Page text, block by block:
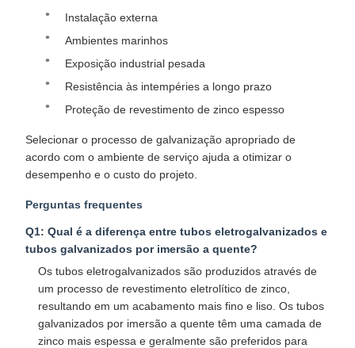
Instalação externa
Ambientes marinhos
Exposição industrial pesada
Resistência às intempéries a longo prazo
Proteção de revestimento de zinco espesso
Selecionar o processo de galvanização apropriado de
acordo com o ambiente de serviço ajuda a otimizar o
desempenho e o custo do projeto.​
Perguntas frequentes
Q1: Qual é a diferença entre tubos eletrogalvanizados e
tubos galvanizados por imersão a quente?
Os tubos eletrogalvanizados são produzidos através de
um processo de revestimento eletrolítico de zinco,
resultando em um acabamento mais fino e liso. Os tubos
galvanizados por imersão a quente têm uma camada de
zinco mais espessa e geralmente são preferidos para